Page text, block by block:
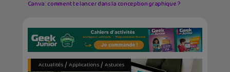
Canva : comment te lancer dans la conception graphique ?
Actualités/ Applications/ Astuces